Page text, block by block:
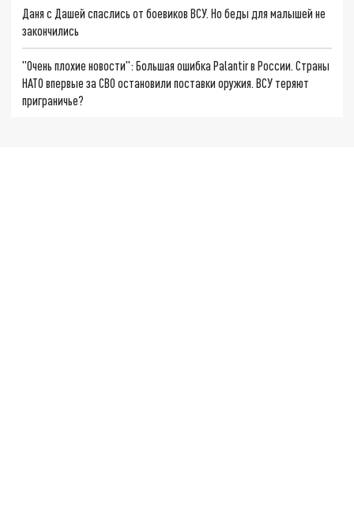
Даня с Дашей спаслись от боевиков ВСУ. Но беды для малышей не
закончились
"Очень плохие новости": Большая ошибка Palantir в России. Страны
НАТО впервые за СВО остановили поставки оружия. ВСУ теряют
приграничье?